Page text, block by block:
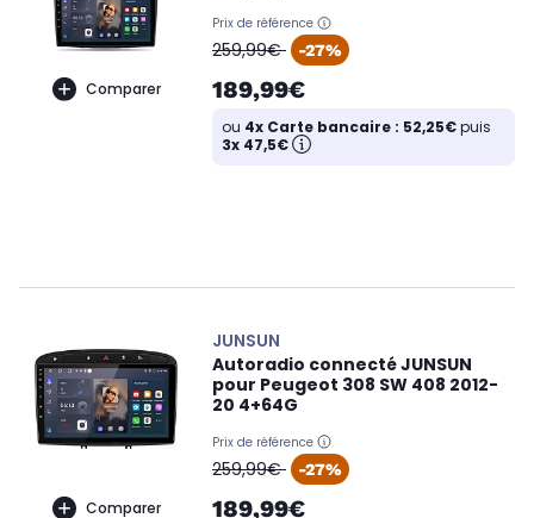
Comparer
Prix de référence
oldPrice
259,99€ -27%
189,99€
ou 4x Carte bancaire : 52,25€puis
3x 47,5€
Comparer
JUNSUN
Autoradio connecté JUNSUN
pour Peugeot 308 SW 408 2012-
20 4+64G
Prix de référence
oldPrice
259,99€ -27%
189,99€